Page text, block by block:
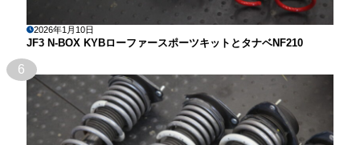
2026年1月10日
JF3 N-BOX KYBローファースポーツキットとタナベNF210
6